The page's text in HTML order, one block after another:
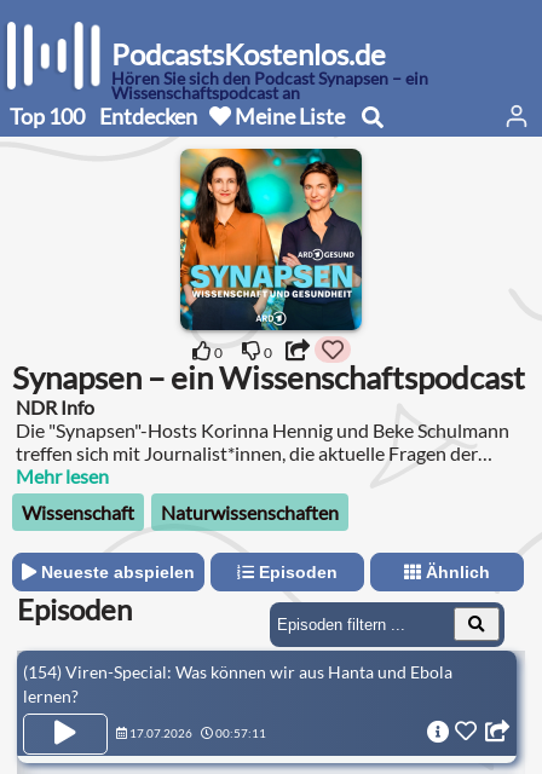
PodcastsKostenlos.de
Hören Sie sich den Podcast Synapsen – ein
Wissenschaftspodcast an
Top 100 Entdecken Meine Liste
0 0
Synapsen – ein Wissenschaftspodcast
NDR Info
Die "Synapsen"-Hosts Korinna Hennig und Beke Schulmann
treffen sich mit Journalist*innen, die aktuelle Fragen der
Gesundheitsforschung recherchiert haben.
Mehr lesen
Wissenschaft
Naturwissenschaften
Neueste abspielen Episoden Ähnlich
Episoden
(154) Viren-Special: Was können wir aus Hanta und Ebola
lernen?
17.07.2026 00:57:11